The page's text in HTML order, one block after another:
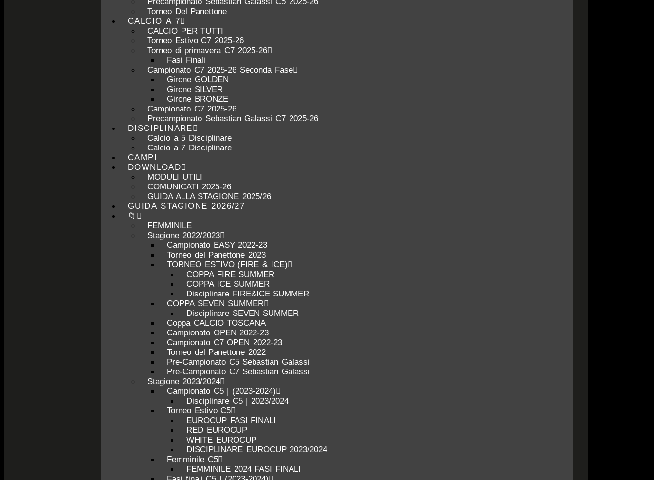
Torneo Del Panettone
CALCIO A 7
CALCIO PER TUTTI
Torneo Estivo C7 2025-26
Torneo di primavera C7 2025-26
Fasi Finali
Campionato C7 2025-26 Seconda Fase
Girone GOLDEN
Girone SILVER
Girone BRONZE
Campionato C7 2025-26
Precampionato Sebastian Galassi C7 2025-26
DISCIPLINARE
Calcio a 5 Disciplinare
Calcio a 7 Disciplinare
CAMPI
DOWNLOAD
MODULI UTILI
COMUNICATI 2025-26
GUIDA ALLA STAGIONE 2025/26
GUIDA STAGIONE 2026/27
📁
FEMMINILE
Stagione 2022/2023
Campionato EASY 2022-23
Torneo del Panettone 2023
TORNEO ESTIVO (FIRE & ICE)
COPPA FIRE SUMMER
COPPA ICE SUMMER
Disciplinare FIRE&ICE SUMMER
COPPA SEVEN SUMMER
Disciplinare SEVEN SUMMER
Coppa CALCIO TOSCANA
Campionato OPEN 2022-23
Campionato C7 OPEN 2022-23
Torneo del Panettone 2022
Pre-Campionato C5 Sebastian Galassi
Pre-Campionato C7 Sebastian Galassi
Stagione 2023/2024
Campionato C5 | (2023-2024)
Disciplinare C5 | 2023/2024
Torneo Estivo C5
EUROCUP FASI FINALI
RED EUROCUP
WHITE EUROCUP
DISCIPLINARE EUROCUP 2023/2024
Femminile C5
FEMMINILE 2024 FASI FINALI